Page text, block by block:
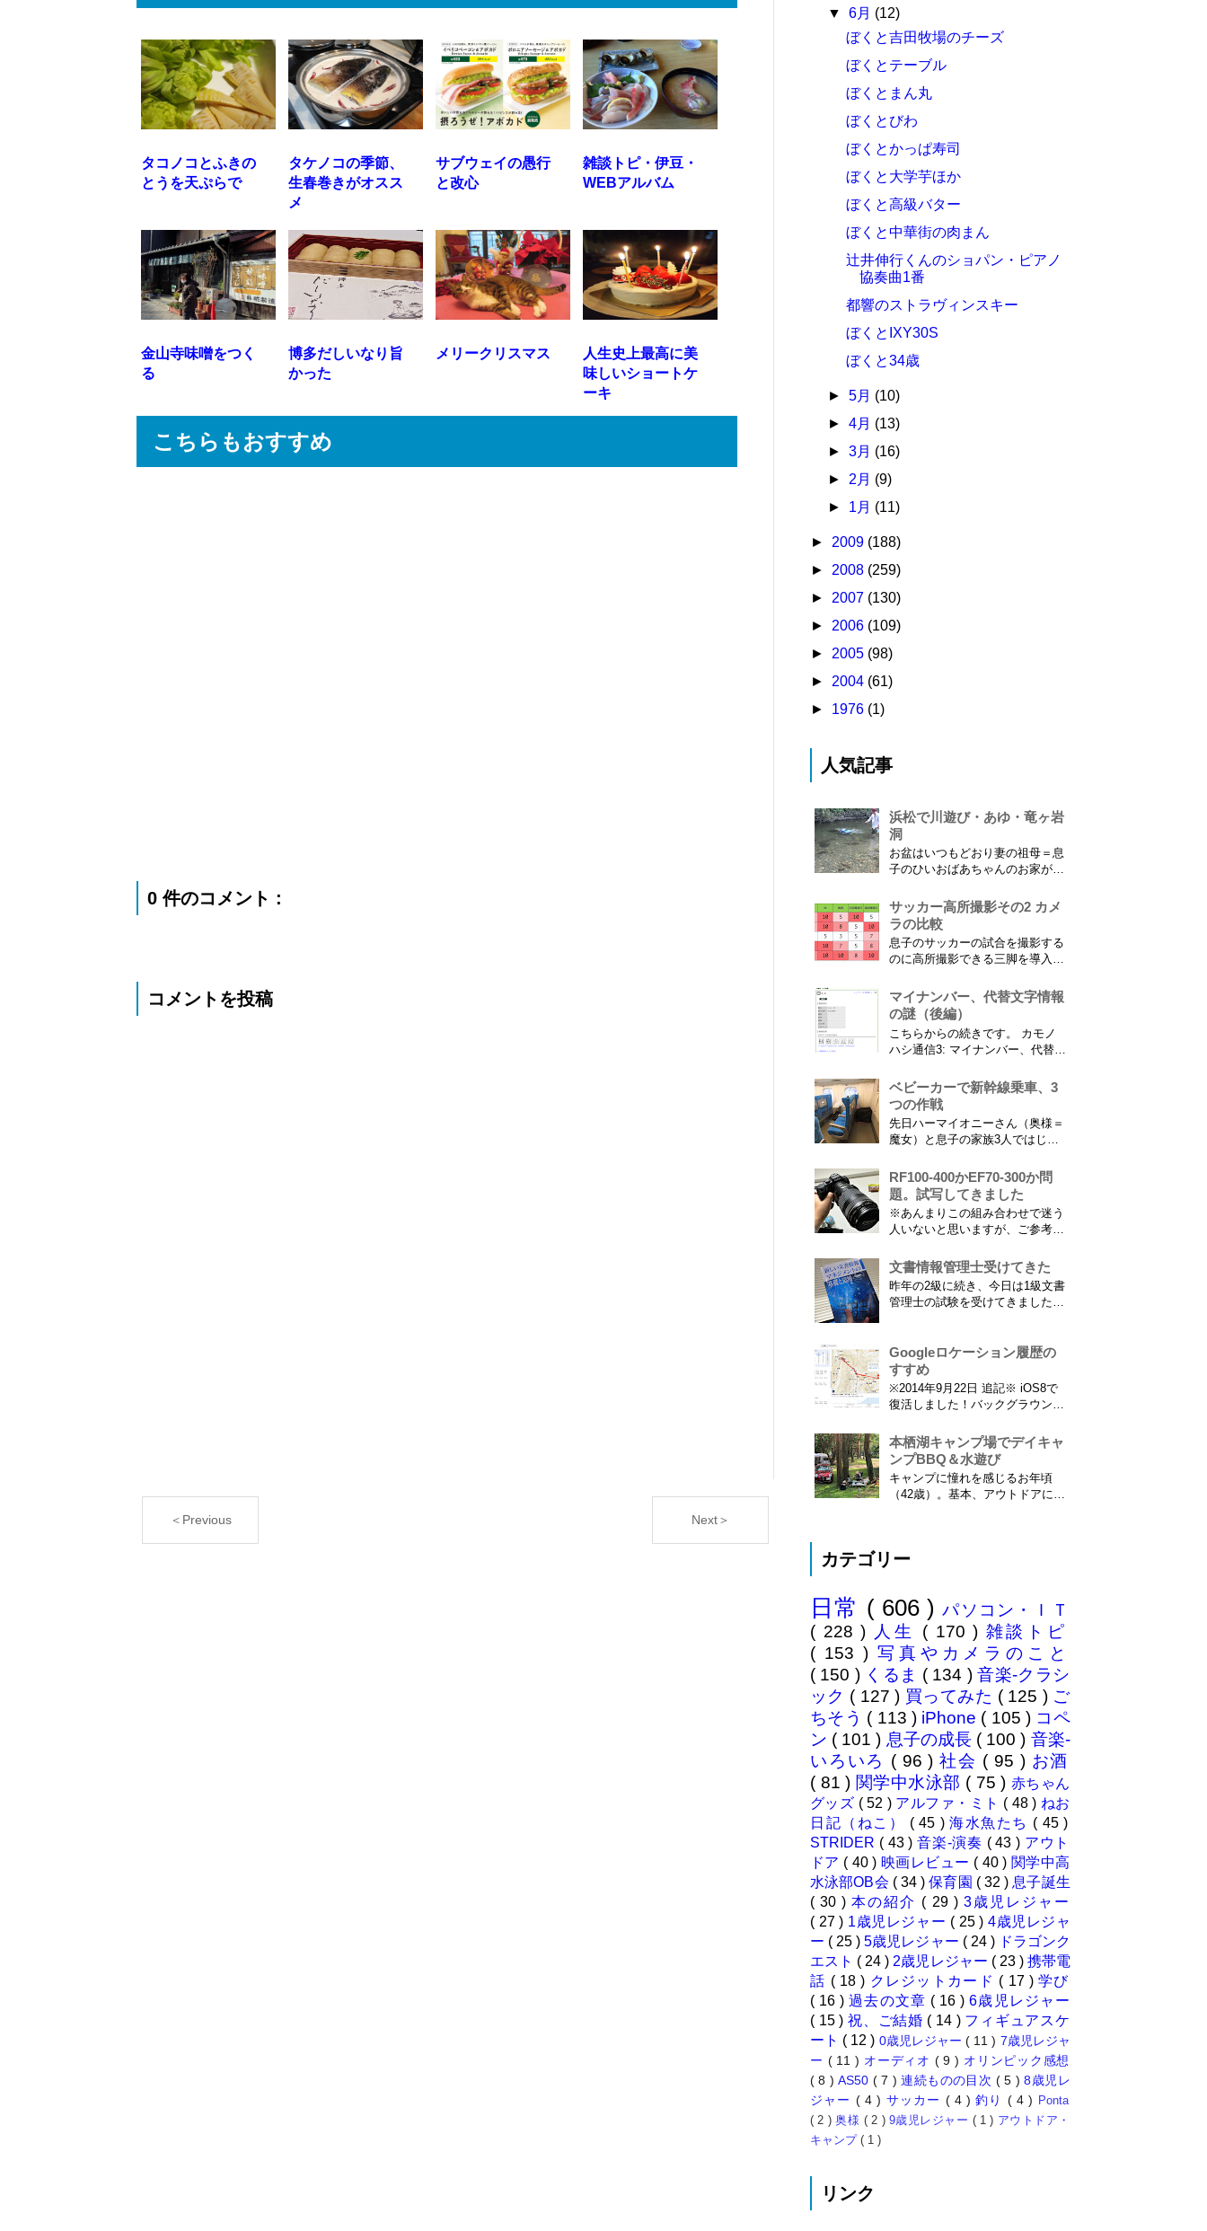
タコノコとふきの
とうを天ぷらで
タケノコの季節、
生春巻きがオスス
メ
サブウェイの愚行
と改心
雑談トピ・伊豆・
WEBアルバム
金山寺味噌をつく
る
博多だしいなり旨
かった
メリークリスマス
人生史上最高に美
味しいショートケ
ーキ
こちらもおすすめ
0 件のコメント :
コメントを投稿
＜Previous Next＞
▼6月 (12)
ぼくと吉田牧場のチーズ
ぼくとテーブル
ぼくとまん丸
ぼくとびわ
ぼくとかっぱ寿司
ぼくと大学芋ほか
ぼくと高級バター
ぼくと中華街の肉まん
辻井伸行くんのショパン・ピアノ
協奏曲1番
都響のストラヴィンスキー
ぼくとIXY30S
ぼくと34歳
►5月 (10)
►4月 (13)
►3月 (16)
► 2月 (9)
► 1月 (11)
► 2009 (188)
► 2008 (259)
► 2007 (130)
► 2006 (109)
► 2005 (98)
► 2004 (61)
► 1976 (1)
人気記事
浜松で川遊び・あゆ・竜ヶ岩
洞
お盆はいつもどおり妻の祖母＝息
子のひいおばあちゃんのお家があ
ばあちゃんがご健在なのはとって
もありがたいことです。 5歳vs88
歳 ひいおばあちゃんとの対決！
カモノハシ通信3 神宮寺川で水遊
び、下の方に動画も付けてます
サッカー高所撮影その2 カメ
ラの比較
息子のサッカーの試合を撮影する
のに高所撮影できる三脚を導入し
さからフィールド全体（少年用な
ので大人用の半分の大きさです）
を撮影できればカメラを放置して
の撮影ができますし、選手のポジ
ショニングを俯瞰で見てあとから
問題...
マイナンバー、代替文字情報
の謎（後編）
こちらからの続きです。 カモノ
ハシ通信3: マイナンバー、代替文
供の名前に使える漢字には制限が
あります。たまに使える漢字が増
えたり減ったりしてニュースにな
ってますよね。（2015年１月には
「巫」の字が人名漢字に追加され
ベビーカーで新幹線乗車、3
つの作戦
先日ハーマイオニーさん（奥様＝
魔女）と息子の家族3人ではじめ
た。息子はまだ8ヶ月なので基本
ヒザの上なのですが、問題はベビ
ーカーをどうするか。色々事前に
調べたことと、実際に乗ってわか
ったことをご報告いたします！ ※
ので...
RF100-400かEF70-300か問
題。試写してきました
※あんまりこの組み合わせで迷う
人いないと思いますが、ご参考に
とにご注意ください。 息子がサ
ッカーを始めたことで望遠レンズ
をつけての撮影機会がまた増えて
きました。使っているのは EF70-
文書情報管理士受けてきた
昨年の2級に続き、今日は1級文書
管理士の試験を受けてきました。
かしい…。 ※後日追記※ 無事合
格してました。しかも成績が上位
3名以内？とかで表彰してもらい
ました\( ˆoˆ )/ 文書の取り扱いや
Googleロケーション履歴の
すすめ
※2014年9月22日 追記※ iOS8で
復活しました！バックグラウンド
iPhone 6 Plusで確認しました。
カモノハシ通信3: Googleロケー
ション履歴がiOS8で復活！
※2013年11月8日 追記※ 残念な
こ...
本栖湖キャンプ場でデイキャ
ンプBBQ＆水遊び
キャンプに憧れを感じるお年頃
（42歳）。基本、アウトドアには
プからはじめてみることに。ハー
ってきました、場所は 本栖湖キ
ャンプ場 ...
カテゴリー
日常 ( 606 )パソコン・ＩＴ
( 228 ) 人生 ( 170 ) 雑談トピ
( 153 ) 写真やカメラのこと
( 150 ) くるま ( 134 )音楽-クラシ
ック ( 127 ) 買ってみた ( 125 ) ご
ちそう ( 113 ) iPhone ( 105 ) コペ
ン ( 101 ) 息子の成長 ( 100 ) 音楽-
いろいろ ( 96 )社会 ( 95 ) お酒
( 81 ) 関学中水泳部 ( 75 ) 赤ちゃん
グッズ ( 52 ) アルファ・ミト ( 48 ) ねお
日記（ねこ） ( 45 ) 海水魚たち ( 45 )
STRIDER ( 43 )音楽-演奏 ( 43 ) アウト
ドア ( 40 ) 映画レビュー ( 40 ) 関学中高
水泳部OB会 ( 34 )保育園 ( 32 ) 息子誕生
( 30 )本の紹介 ( 29 ) 3歳児レジャー
( 27 ) 1歳児レジャー ( 25 ) 4歳児レジャ
ー ( 25 )5歳児レジャー ( 24 ) ドラゴンク
エスト ( 24 ) 2歳児レジャー ( 23 ) 携帯電
話 ( 18 ) クレジットカード ( 17 )学び
( 16 )過去の文章 ( 16 )6歳児レジャー
( 15 )祝、ご結婚 ( 14 ) フィギュアスケ
ート ( 12 ) 0歳児レジャー( 11 ) 7歳児レジャ
ー ( 11 ) オーディオ ( 9 ) オリンピック感想
( 8 )AS50 ( 7 )連続ものの目次 ( 5 )8歳児レ
ジャー ( 4 ) サッカー ( 4 )釣り ( 4 ) Ponta
( 2 )奥様 ( 2 )9歳児レジャー ( 1 ) アウトドア・
キャンプ ( 1 )
リンク